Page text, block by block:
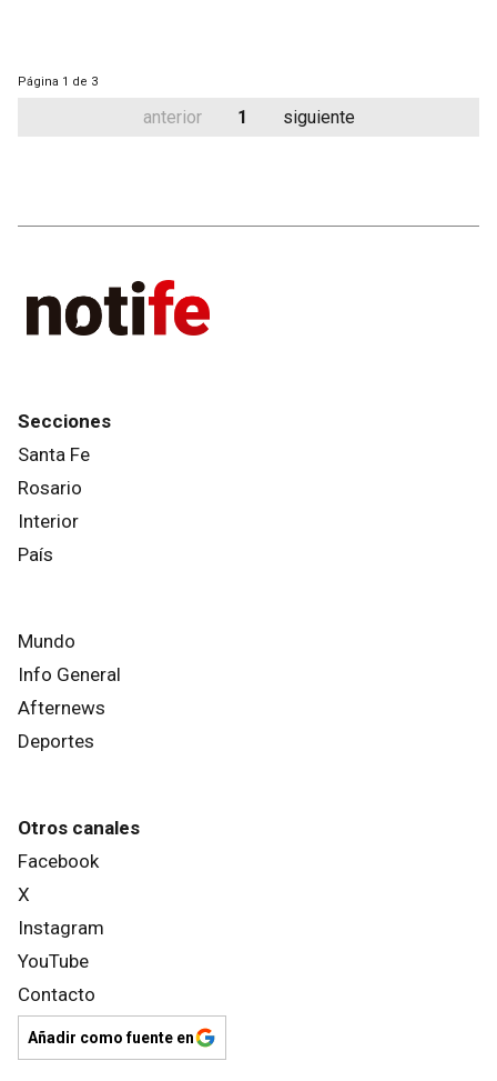
Página 1 de 3
anterior 1 siguiente
Secciones
Santa Fe
Rosario
Interior
País
Mundo
Info General
Afternews
Deportes
Otros canales
Facebook
X
Instagram
YouTube
Contacto
Añadir como fuente en